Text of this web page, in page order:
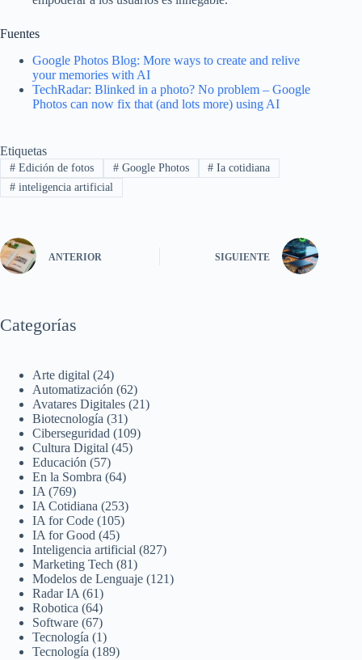
Fuentes
Google Photos Blog: More ways to create and relive
your memories with AI
TechRadar: Blinked in a photo? No problem – Google
Photos can now fix that (and lots more) using AI
Etiquetas
#Edición de fotos #Google Photos # Ia cotidiana
#inteligencia artificial
ANTERIOR SIGUIENTE
Categorías
Arte digital (24)
Automatización (62)
Avatares Digitales (21)
Biotecnología (31)
Ciberseguridad (109)
Cultura Digital (45)
Educación (57)
En la Sombra (64)
IA (769)
IA Cotidiana (253)
IA for Code (105)
IA for Good (45)
Inteligencia artificial (827)
Marketing Tech (81)
Modelos de Lenguaje (121)
Radar IA (61)
Robotica (64)
Software (67)
Tecnología (1)
Tecnología (189)